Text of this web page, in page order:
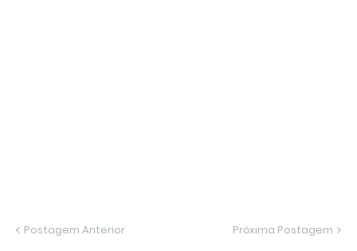
Postagem Anterior Próxima Postagem